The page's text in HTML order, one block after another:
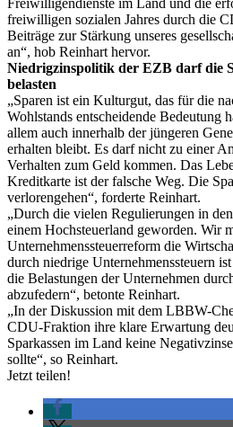
freiwilligen sozialen Jahres durch die
Beiträge zur Stärkung unseres
an“, hob Reinhart hervor.
Niedrigzinspolitik der EZB darf die
belasten
„Sparen ist ein Kulturgut, das für die
Wohlstands entscheidende Bedeutung
allem auch innerhalb der jüngeren
erhalten bleibt. Es darf nicht zu einer
Verhalten zum Geld kommen. Das
Kreditkarte ist der falsche Weg. Die
verlorengehen“, forderte Reinhart.
„Durch die vielen Regulierungen in
einem Hochsteuerland geworden. Wir
Unternehmenssteuerreform die
durch niedrige Unternehmenssteuern
die Belastungen der Unternehmen
abzufedern“, betonte Reinhart.
„In der Diskussion mit dem LBBW-
CDU-Fraktion ihre klare Erwartung
Sparkassen im Land keine
sollte“, so Reinhart.
Jetzt teilen!